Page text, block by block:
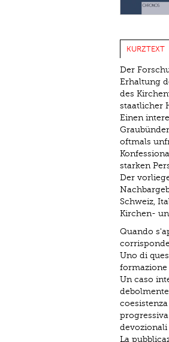
KURZTEXT
Der
Erhaltung
des
staatlicher
Einen
oftmals
starken
Der
Schweiz,
Kirchen-
Quando
Uno di
formazione
Un caso
devozionali
La